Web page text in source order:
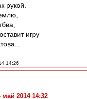
рукой.
игру
14:26
2014 14:32